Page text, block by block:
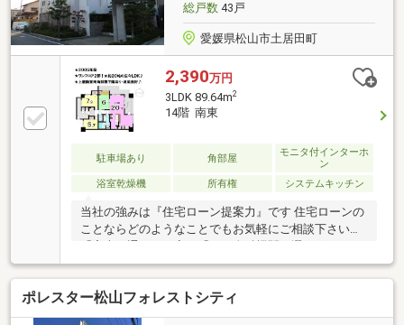
総戸数43戸
愛媛県松山市土居田町
2,390万円
3LDK 89.64m2
14階 南東
駐車場あり 角部屋
モニタ付インターホ
ン
浴室乾燥機
所有権 システムキッチン
当社の強みは『住宅ローン提案力』です 住宅ローンの
ことならどのようなことでもお気軽にご相談下さい。
分からない」「住宅ローン商品の選び方が分からな
い」「車のローンがあるけど大丈夫？」「年齢がネッ
クになっている」皆様のご不安やお悩みを一緒に解決
します！もちろん強引な営業は行いません。公平中立
ポレスター松山フォレストシティ